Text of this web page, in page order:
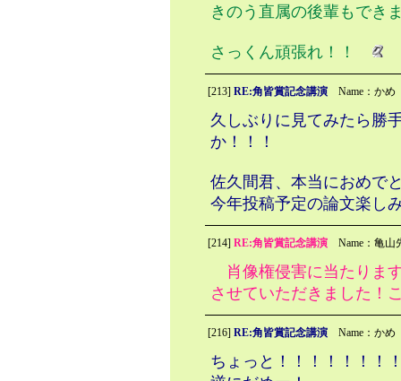
きのう直属の後輩もでき
さっくん頑張れ！！
[213] RE:角皆賞記念講演 Name：かめ
久しぶりに見てみたら勝
か！！！
佐久間君、本当におめで
今年投稿予定の論文楽し
[214] RE:角皆賞記念講演 Name：亀山
肖像権侵害に当たりま
させていただきました！
[216] RE:角皆賞記念講演 Name：かめ
ちょっと！！！！！！！